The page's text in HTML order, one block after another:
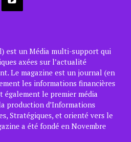
est un Média multi-support qui
axées sur l’actualité
Le magazine est un journal (en
les informations financières
également le premier média
production d’Informations
Stratégiques, et orienté vers le
a été fondé en Novembre